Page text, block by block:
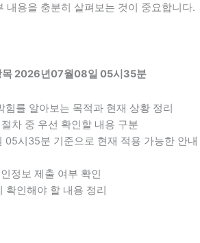
내용을 충분히 살펴보는 것이 중요합니다.
목 2026년07월08일 05시35분
힘를 알아보는 목적과 현재 상황 정리
차 중 우선 확인할 내용 구분
05시35분 기준으로 현재 적용 가능한 안내
정보 제출 여부 확인
확인해야 할 내용 정리